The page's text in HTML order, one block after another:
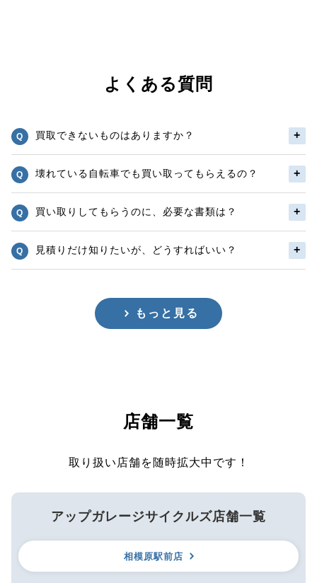
よくある質問
買取できないものはありますか？
壊れている自転車でも買い取ってもらえるの？
買い取りしてもらうのに、必要な書類は？
見積りだけ知りたいが、どうすればいい？
もっと見る
店舗一覧
取り扱い店舗を随時拡大中です！
アップガレージサイクルズ店舗一覧
相模原駅前店